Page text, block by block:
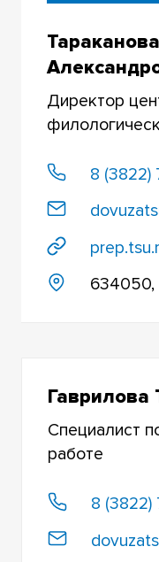
МЕХАНИКО-
ФАКУЛЬТЕТ
ФАКУЛЬТЕТ
ФАКУЛЬТЕТ
ПОЛИТИЧЕСКИХ
ФАКУЛЬТЕТ
ФИЛОСОФСКИЙ
ХИМИЧЕСКИЙ
ИНСТИТУТ
Директор
8
634050,
Гаврилова
Специалист
работе
8